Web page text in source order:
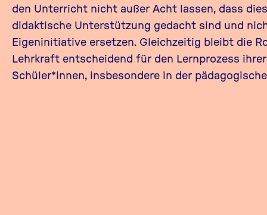
den Unterricht nicht außer Acht lassen, dass
didaktische Unterstützung gedacht sind und
Eigeninitiative ersetzen. Gleichzeitig bleibt die
Lehrkraft entscheidend für den Lernprozess ihrer
Schüler*innen, insbesondere in der